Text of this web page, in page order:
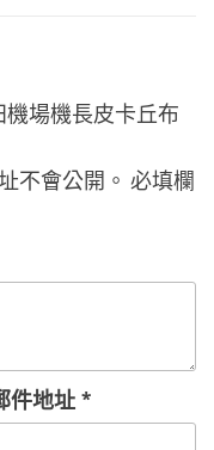
機場機長皮卡丘布
不會公開。 必填欄
件地址 *